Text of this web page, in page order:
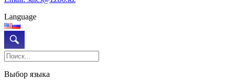
Language
Выбор языка